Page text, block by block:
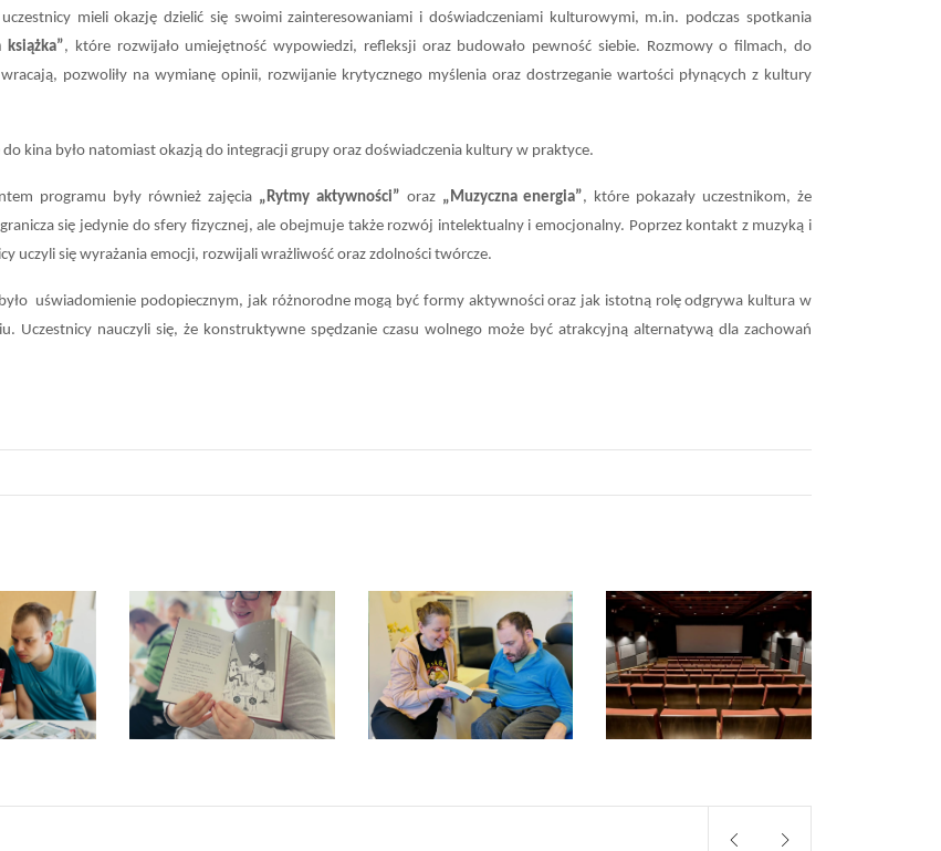
mieli okazję dzielić się swoimi zainteresowaniami i doświadczeniami kulturowymi, m.in. podczas spotkania
, które rozwijało umiejętność wypowiedzi, refleksji oraz budowało pewność siebie. Rozmowy o filmach, do
pozwoliły na wymianę opinii, rozwijanie krytycznego myślenia oraz dostrzeganie wartości płynących z kultury
do kina było natomiast okazją do integracji grupy oraz doświadczenia kultury w praktyce.
programu były również zajęcia „Rytmy aktywności” oraz „Muzyczna energia” , które pokazały uczestnikom, że
się jedynie do sfery fizycznej, ale obejmuje także rozwój intelektualny i emocjonalny. Poprzez kontakt z muzyką i
uczyli się wyrażania emocji, rozwijali wrażliwość oraz zdolności twórcze.
uświadomienie podopiecznym, jak różnorodne mogą być formy aktywności oraz jak istotną rolę odgrywa kultura w
Uczestnicy nauczyli się, że konstruktywne spędzanie czasu wolnego może być atrakcyjną alternatywą dla zachowań